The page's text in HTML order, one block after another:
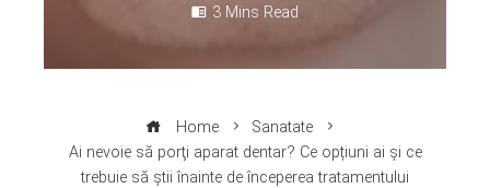
3 Mins Read
Home
Sanatate
Ai nevoie să porţi aparat dentar? Ce opțiuni ai și ce
trebuie să știi înainte de începerea tratamentului